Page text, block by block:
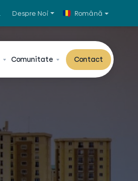
Română
Despre Noi
Comunitate Contact